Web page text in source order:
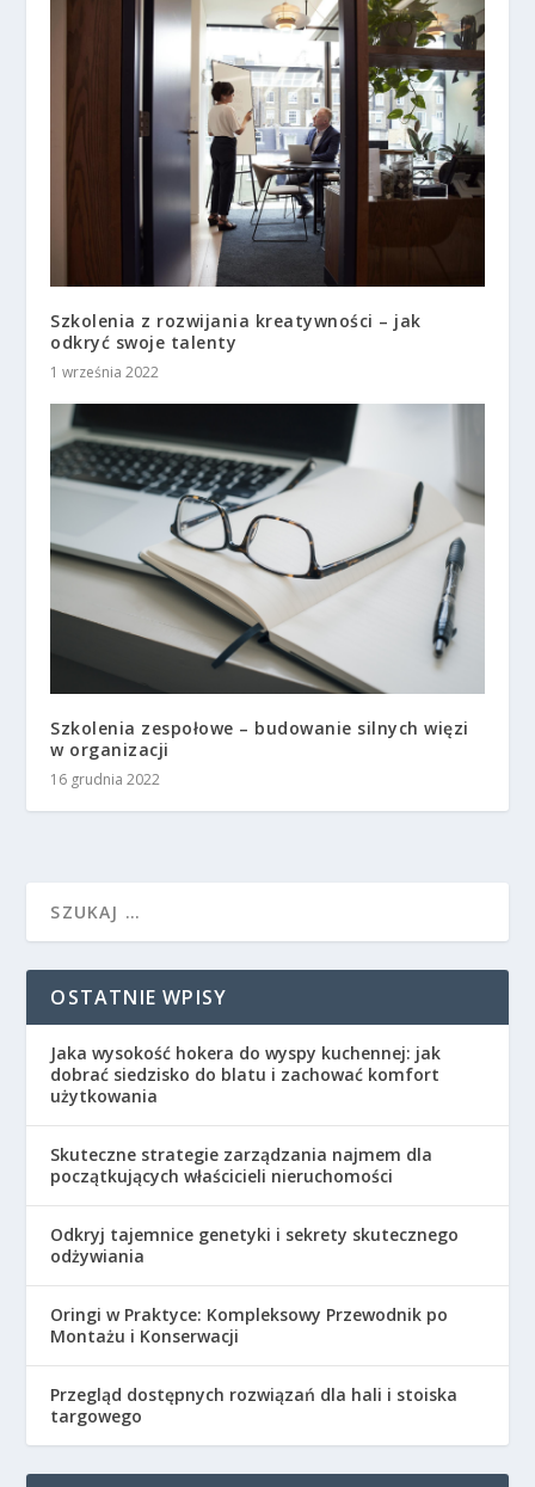
Szkolenia z rozwijania kreatywności – jak
odkryć swoje talenty
1 września 2022
Szkolenia zespołowe – budowanie silnych więzi
w organizacji
16 grudnia 2022
OSTATNIE WPISY
Jaka wysokość hokera do wyspy kuchennej: jak
dobrać siedzisko do blatu i zachować komfort
użytkowania
Skuteczne strategie zarządzania najmem dla
początkujących właścicieli nieruchomości
Odkryj tajemnice genetyki i sekrety skutecznego
odżywiania
Oringi w Praktyce: Kompleksowy Przewodnik po
Montażu i Konserwacji
Przegląd dostępnych rozwiązań dla hali i stoiska
targowego